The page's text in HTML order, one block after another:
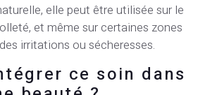
elle peut être utilisée sur le
et même sur certaines zones
irritations ou sécheresses.
ce soin dans